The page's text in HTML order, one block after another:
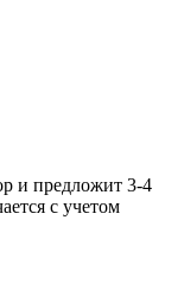
и предложит 3-4
с учетом